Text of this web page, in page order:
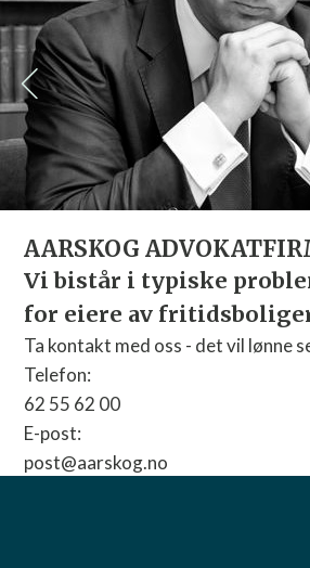
AARSKOG
Vi bistår i typiske
for eiere av
Ta kontakt med oss - det vil lønne
Telefon:
62 55 62 00
E-post:
post@aarskog.no